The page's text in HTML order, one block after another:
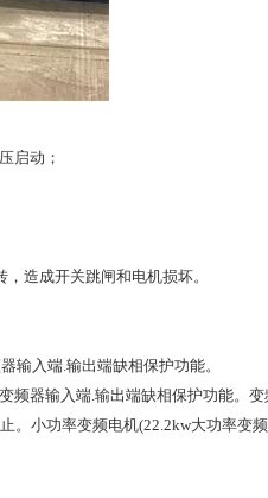
启动；
造成开关跳闸和电机损坏。
输入端.输出端缺相保护功能。
频器输入端.输出端缺相保护功能。变
。小功率变频电机(22.2kw大功率变